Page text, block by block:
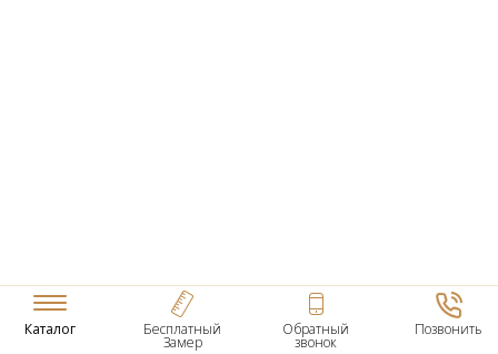
Каталог Бесплатный
Замер
Обратный
звонок
Позвонить